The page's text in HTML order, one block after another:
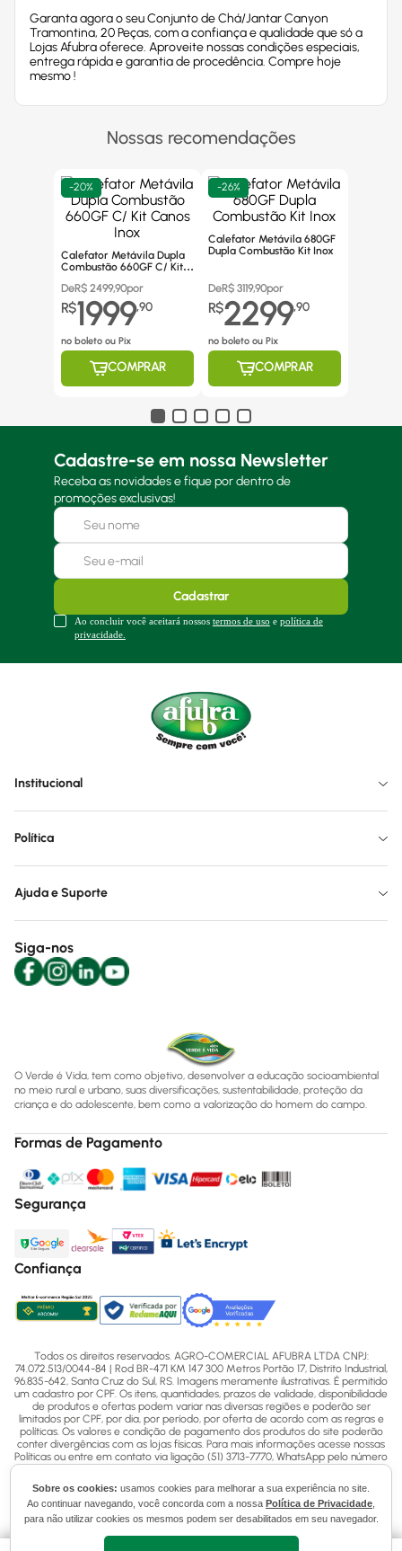
Sobre os cookies: usamos cookies para melhorar a sua experiência no site.
Ao continuar navegando, você concorda com a nossa Política de Privacidade
para não utilizar cookies os mesmos podem ser desabilitados em seu navegador.
Garanta agora o seu Conjunto de Chá/Jantar Canyon
Tramontina, 20 Peças, com a confiança e qualidade que só a
Lojas Afubra oferece. Aproveite nossas condições especiais,
entrega rápida e garantia de procedência. Compre hoje
mesmo !
Nossas recomendações
-20%
Calefator Metávila Dupla
Combustão 660GF C/ Kit
DeR$ 2499,90por
R$1999,90
no boleto ou Pix
COMPRAR
-26%
Calefator Metávila 680GF
Dupla Combustão Kit Inox
DeR$ 3119,90por
R$2299,90
no boleto ou Pix
COMPRAR
Cadastre-se em nossa Newsletter
Receba as novidades e fique por dentro de
promoções exclusivas!
Cadastrar
Ao concluir você aceitará nossos termos de uso e política de
privacidade.
Institucional
Política
Ajuda e Suporte
Siga-nos
O Verde é Vida, tem como objetivo, desenvolver a educação socioambiental
no meio rural e urbano, suas diversificações, sustentabilidade, proteção da
criança e do adolescente, bem como a valorização do homem do campo.
Formas de Pagamento
Segurança
Confiança
Todos os direitos reservados. AGRO-COMERCIAL AFUBRA LTDA CNPJ:
74.072.513/0044-84 | Rod BR-471 KM 147 300 Metros Portão 17, Distrito Industrial,
96.835-642, Santa Cruz do Sul, RS. Imagens meramente ilustrativas. É permitido
um cadastro por CPF. Os itens, quantidades, prazos de validade, disponibilidade
de produtos e ofertas podem variar nas diversas regiões e poderão ser
limitados por CPF, por dia, por período, por oferta de acordo com as regras e
políticas. Os valores e condição de pagamento dos produtos do site poderão
conter divergências com as lojas físicas. Para mais informações acesse nossas
Políticas ou entre em contato via ligação (51) 3713-7770, WhatsApp pelo número